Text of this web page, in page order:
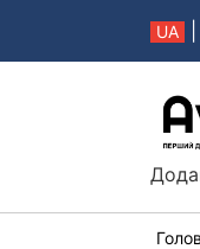
UA